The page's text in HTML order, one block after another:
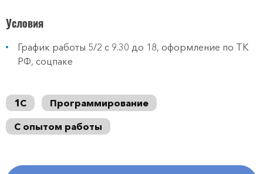
Условия
График работы 5/2 с 9.30 до 18, оформление по ТК
РФ, соцпаке
1С
Программирование
С опытом работы